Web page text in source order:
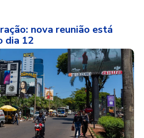
nova reunião está
dia 12